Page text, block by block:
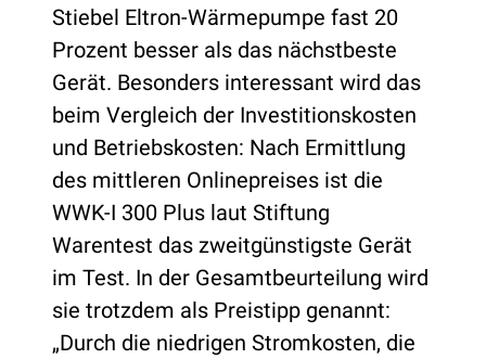
Stiebel Eltron-Wärmepumpe fast 20
Prozent besser als das nächstbeste
Gerät. Besonders interessant wird das
beim Vergleich der Investitionskosten
und Betriebskosten: Nach Ermittlung
des mittleren Onlinepreises ist die
WWK-I 300 Plus laut Stiftung
Warentest das zweitgünstigste Gerät
im Test. In der Gesamtbeurteilung wird
sie trotzdem als Preistipp genannt:
„Durch die niedrigen Stromkosten, die